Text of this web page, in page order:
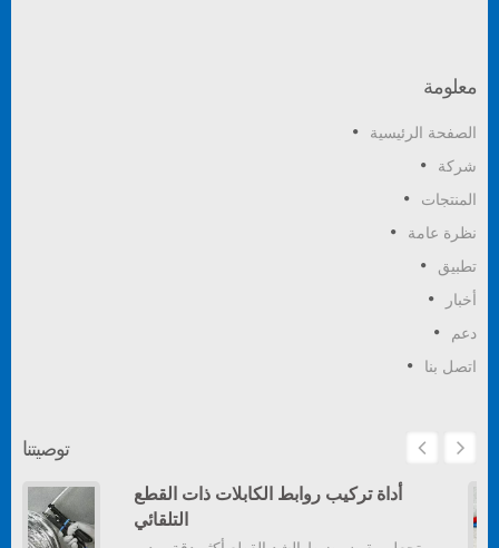
معلومة
الصفحة الرئيسية
شركة
المنتجات
نظرة عامة
تطبيق
أخبار
دعم
اتصل بنا
توصيتنا
أداة تركيب روابط الكابلات ذات القطع
التلقائي